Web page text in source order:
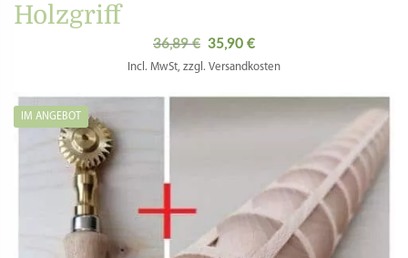
Holzgriff
36,89€
Ursprünglicher
Preis
35,90 €Aktueller
Preis
Incl. MwSt, zzgl. Versandkosten
IM ANGEBOT